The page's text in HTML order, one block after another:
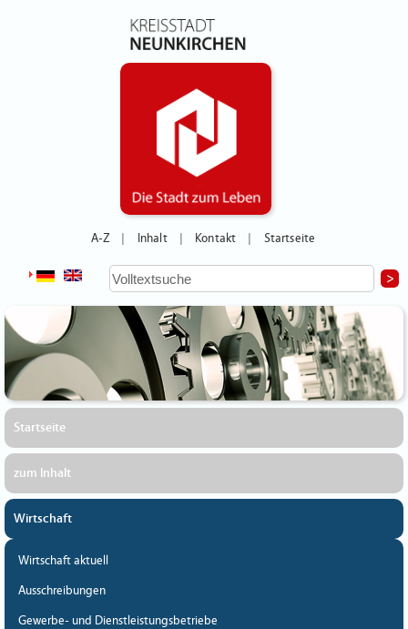
A-Z Inhalt Kontakt Startseite
Startseite
zum Inhalt
Wirtschaft
Wirtschaft aktuell
Ausschreibungen
Gewerbe- und Dienstleistungsbetriebe